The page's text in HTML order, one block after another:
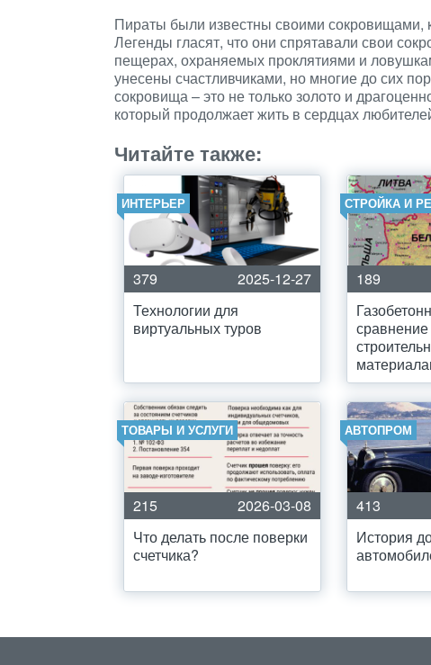
Пираты были известны своими сокровищами,
Легенды гласят, что они спрятавали свои
пещерах, охраняемых проклятиями и
унесены счастливчиками, но многие до сих
сокровища – это не только золото и
который продолжает жить в сердцах
Читайте также:
ИНТЕРЬЕР
379
2025-12-27
Технологии для
виртуальных туров
СТРОЙКА И
189
ТОВАРЫ И УСЛУГИ
215
2026-03-08
Что делать после поверки
счетчика?
АВТОПРОМ
413
История